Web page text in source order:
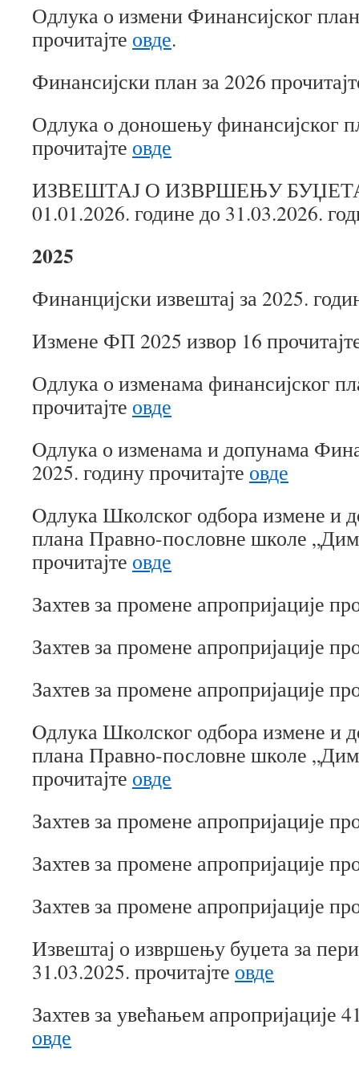
Одлука о измени Финансијског
прочитајте овде.
Финансијски план за 2026
Одлука о доношењу финансијског
прочитајте овде
ИЗВЕШТАЈ О ИЗВРШЕЊУ БУЏЕТА
01.01.2026. године до 31.03.2026.
2025
Финанцијски извештај за 2025.
Измене ФП 2025 извор 16
Одлука о изменама финансијског
прочитајте овде
Oдлука о изменама и допунама
2025. годину прочитајте овде
Oдлука Школског одбора измене и
плана Правно-пословне школе
прочитајте овде
Захтев за промене апропријације
Захтев за промене апропријације
Захтев за промене апропријације
Oдлука Школског одбора измене и
плана Правно-пословне школе
прочитајте овде
Захтев за промене апропријације
Захтев за промене апропријације
Захтев за промене апропријације
Извештај о извршењу буџета за
31.03.2025. прочитајте овде
Захтев за увећањем апропријације
овде